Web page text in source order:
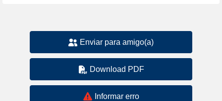
Enviar para amigo(a)
Download PDF
Informar erro